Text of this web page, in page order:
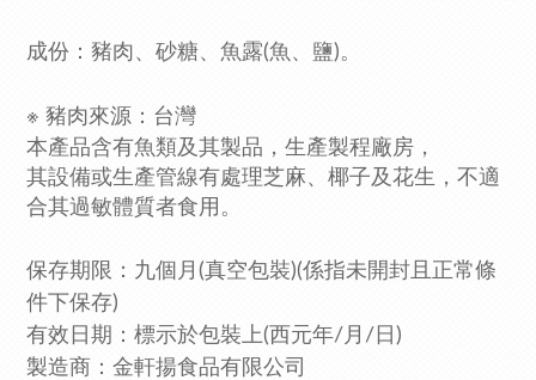
成份：豬肉、砂糖、魚露(魚、鹽)。
※ 豬肉來源：台灣
本產品含有魚類及其製品 ，生產製程廠房，
其設備或生產管線有處理芝麻、椰子及花生 ，不適
合其過敏體質者食用。
保存期限：九個月(真空包裝)(係指未開封且正常條
件下保存)
有效日期：標示於包裝上(西元年/月/日)
製造商：金軒揚食品有限公司